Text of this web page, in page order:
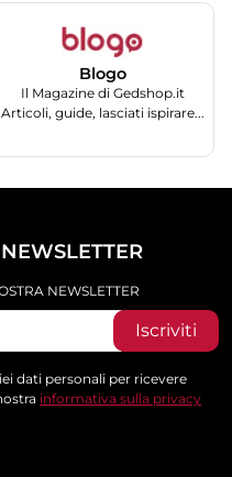
Blogo
Il Magazine di Gedshop.it
Articoli, guide, lasciati ispirare...
NEWSLETTER
Iscriviti
dati personali per ricevere
informativa sulla privacy